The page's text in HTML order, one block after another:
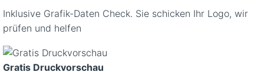
Inklusive Grafik-Daten Check. Sie schicken Ihr Logo, wir
prüfen und helfen
Gratis Druckvorschau